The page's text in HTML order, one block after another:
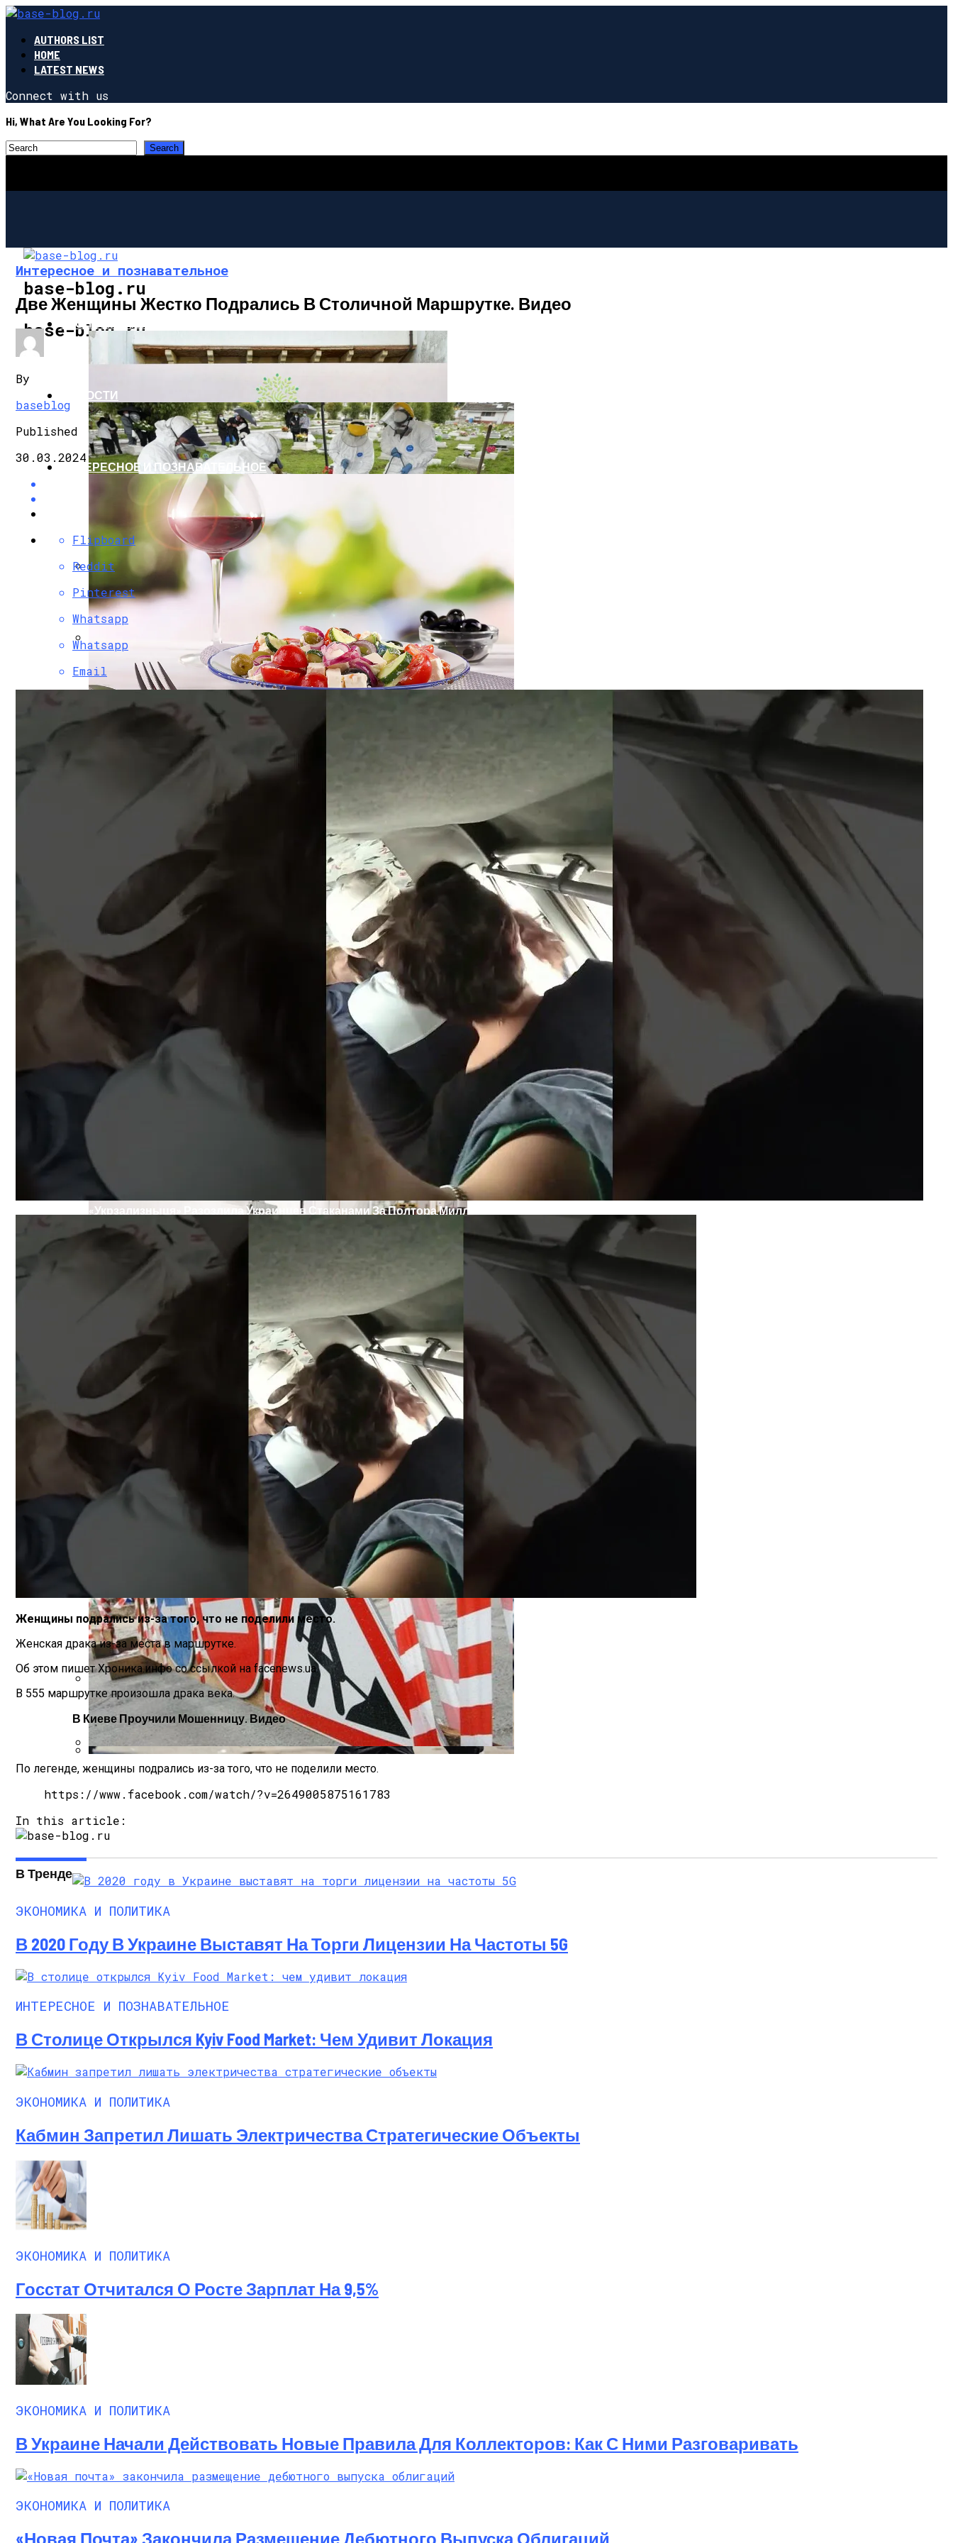
AUTHORS LIST
HOME
LATEST NEWS
Connect with us
Hi, What Are You Looking For?
base-blog.ru
base-blog.ru
ЭКОНОМИКА И ПОЛИТИКА
G7 Договорились Регулировать Искусственный Интеллект
Растущая Концентрация Власти В Руках Си Цзиньпина: Мир Не Обмануть
На Какую Зарплату Могут Рассчитывать Украинцы За Рубежом: Советы Для Беженцев
Международная Реакция На Тарифы Трампа: Что Стоит На Кону
НОВОСТИ
Коронавирус В США Оказался Смертоноснее «испанки» 1918 Года
Извержение Вулкана На Юге Исландии: Чрезвычайное Положение И Эвакуация
Индия Не Будет Спрашивать Разрешения На Запуск Моделей ИИ
Вредно, Но Выгодно: В США Запрет На Асбест Приняли Только Сейчас
Кризис Безопасности На Гаити: Ужасающая Реальность Безнадежной Обстановки
ИНТЕРЕСНОЕ И ПОЗНАВАТЕЛЬНОЕ
Как Сочетать Вина С Салатами: Делится Опытом АЛКОМАГ
В Киеве Вновь Ожидаются Дожди
«Укрзализныця» Разозлила Украинцев Стаканами За Полтора Миллиона Гривен
В «Борисполе» Поселилась Украинка, Депортированная Из Казахстана
В Киеве Ограничили Движение На Проспекте Палладина
Интересное и познавательное
Две Женщины Жестко Подрались В Столичной Маршрутке. Видео
By
baseblog
Published
30.03.2024
Flipboard
Reddit
Pinterest
Whatsapp
Whatsapp
Email
Женщины подрались из-за того, что не поделили место.
Женская драка из-за места в маршрутке.
Об этом пишет Хроника.инфо со ссылкой на facenews.ua.
В 555 маршрутке произошла драка века.
В Киеве Проучили Мошенницу. Видео
По легенде, женщины подрались из-за того, что не поделили место.
https://www.facebook.com/watch/?v=2649005875161783
In this article:
В Тренде
ЭКОНОМИКА И ПОЛИТИКА
В 2020 Году В Украине Выставят На Торги Лицензии На Частоты 5G
ИНТЕРЕСНОЕ И ПОЗНАВАТЕЛЬНОЕ
В Столице Открылся Kyiv Food Market: Чем Удивит Локация
ЭКОНОМИКА И ПОЛИТИКА
Кабмин Запретил Лишать Электричества Стратегические Объекты
ЭКОНОМИКА И ПОЛИТИКА
Госстат Отчитался О Росте Зарплат На 9,5%
ЭКОНОМИКА И ПОЛИТИКА
В Украине Начали Действовать Новые Правила Для Коллекторов: Как С Ними Разговаривать
ЭКОНОМИКА И ПОЛИТИКА
«Новая Почта» Закончила Размещение Дебютного Выпуска Облигаций